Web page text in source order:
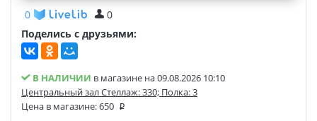
0
0
Поделись с друзьями:
В НАЛИЧИИ в магазине на 09.08.2026 10:10
Центральный зал Стеллаж: 330; Полка: 3
Цена в магазине:650